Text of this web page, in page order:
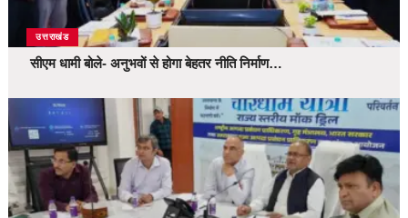
उत्तराखंड
सीएम धामी बोले- अनुभवों से होगा बेहतर नीति निर्माण…